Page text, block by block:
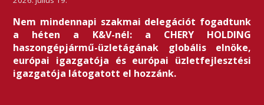
Nem mindennapi szakmai delegációt fogadtunk
a héten a K&V-nél: a CHERY HOLDING
haszongépjármű-üzletágának globális elnöke,
európai igazgatója és európai üzletfejlesztési
igazgatója látogatott el hozzánk.